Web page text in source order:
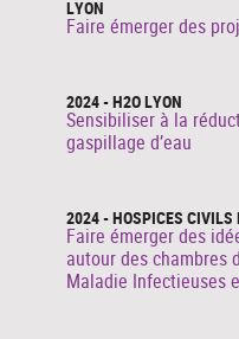
LYON
Faire émerger des
2024 - H2O LYON
Sensibiliser à la
gaspillage d’eau
2024 - HOSPICES CIVILS
Faire émerger des
autour des chambres
Maladie Infectieuses